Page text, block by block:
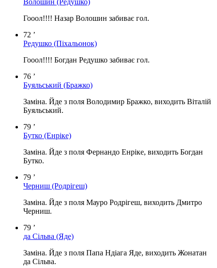
Волошин (Редушко)
Гооол!!!! Назар Волошин забиває гол.
72 ’
Редушко (Піхальонок)
Гооол!!!! Богдан Редушко забиває гол.
76 ’
Буяльський (Бражко)
Заміна. Йде з поля Володимир Бражко, виходить Віталій
Буяльський.
79 ’
Бутко (Енріке)
Заміна. Йде з поля Фернандо Енріке, виходить Богдан
Бутко.
79 ’
Черниш (Родрігеш)
Заміна. Йде з поля Мауро Родрігеш, виходить Дмитро
Черниш.
79 ’
да Сільва (Яде)
Заміна. Йде з поля Папа Ндіага Яде, виходить Жонатан
да Сільва.